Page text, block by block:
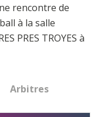
rencontre de
à la salle
PRES TROYES à
Arbitres